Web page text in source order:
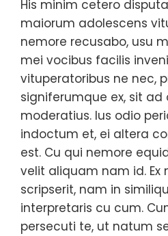
His minim cetero
maiorum adolescens
nemore recusabo, usu
mei vocibus facilis
vituperatoribus ne nec,
signiferumque ex, sit ad
moderatius. Ius odio
indoctum et, ei altera
est. Cu qui nemore
velit aliquam nam id. Ex
scripserit, nam in
interpretaris cu cum.
persecuti te, ut natum